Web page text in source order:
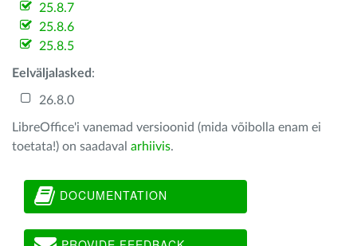
25.8.7
25.8.6
25.8.5
Eelväljalasked :
26.8.0
LibreOffice'i vanemad versioonid (mida võibolla enam ei
toetata!) on saadaval arhiivis.
DOCUMENTATION